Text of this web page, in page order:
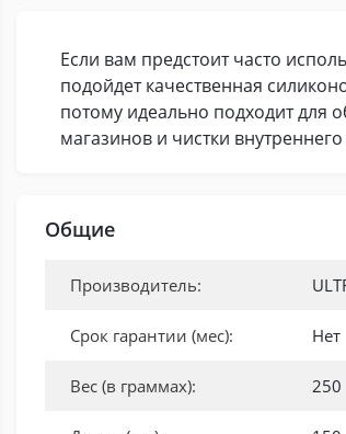
Если вам предстоит часто
подойдет качественная
потому идеально подходит для
магазинов и чистки внутреннего
Общие
Производитель:
Срок гарантии (мес): Нет
Вес (в граммах): 250